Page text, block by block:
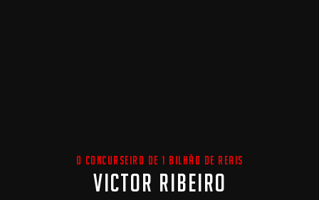
O CONCURSEIRO DE 1 BILHÃO DE REAIS
VICTOR RIBEIRO